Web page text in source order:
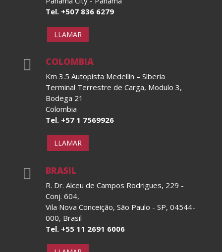
Tel. +507 836 6279
LLAMAR
 COLOMBIA
Km 3.5 Autopista Medellín – Siberia
Terminal Terrestre de Carga, Modulo 3,
Bodega 21
Colombia
Tel. +57 1 7569926
LLAMAR
 BRASIL
R. Dr. Alceu de Campos Rodrigues, 229 -
Conj. 604,
Vila Nova Conceição, São Paulo - SP, 04544-
000, Brasil
Tel. +55 11 2691 6006